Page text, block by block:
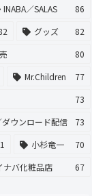
INABA／SALAS
86
グッズ
82
80
Mr.Children
77
73
ウンロード配信
73
小杉竜一
70
ナバ化粧品店 67